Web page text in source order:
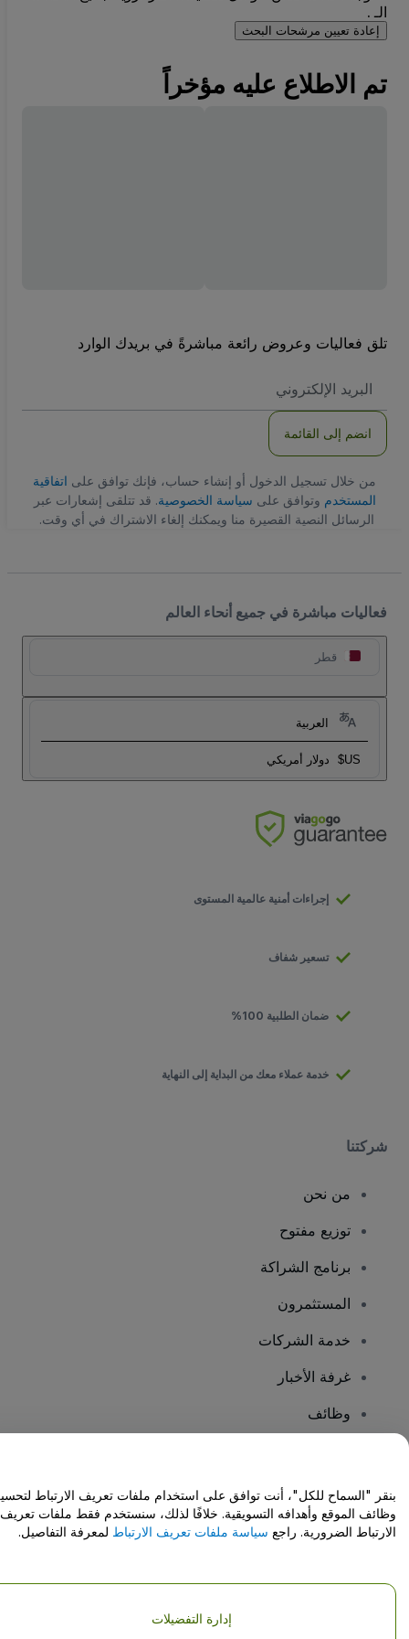
الـ .
إعادة تعيين مرشحات البحث
تم الاطلاع عليه مؤخراً
تلق فعاليات وعروض رائعة مباشرةً في بريدك الوارد
الاكتروني
انضم إلى القائمة
من خلال تسجيل الدخول أو إنشاء حساب، فإنك توافق على اتفاقية
المستخدم وتوافق على سياسة الخصوصية. قد تتلقى إشعارات عبر
الرسائل النصية القصيرة منا ويمكنك إلغاء الاشتراك في أي وقت.
فعاليات مباشرة في جميع أنحاء العالم
قطر
العربية
US$ دولار أمريكي
إجراءات أمنية عالمية المستوى
تسعير شفاف
ضمان الطلبية 100%
خدمة عملاء معك من البداية إلى النهاية
شركتنا
من نحن
توزيع مفتوح
برنامج الشراكة
المستثمرون
خدمة الشركات
غرفة الأخبار
وظائف
مركز المساعدة / اتصل بنا
حقوق النشر © شركة فياجوجو المحدودة 2026
تفاصيل الشركة
بنقر "السماح للكل"، أنت توافق على استخدام ملفات تعريف الارتباط
وظائف الموقع وأهدافه التسويقية. خلافًا لذلك، سنستخدم فقط ملفات تعريف
الارتباط الضرورية. راجع سياسة ملفات تعريف الارتباط لمعرفة التفاصيل.
إدارة التفضيلات